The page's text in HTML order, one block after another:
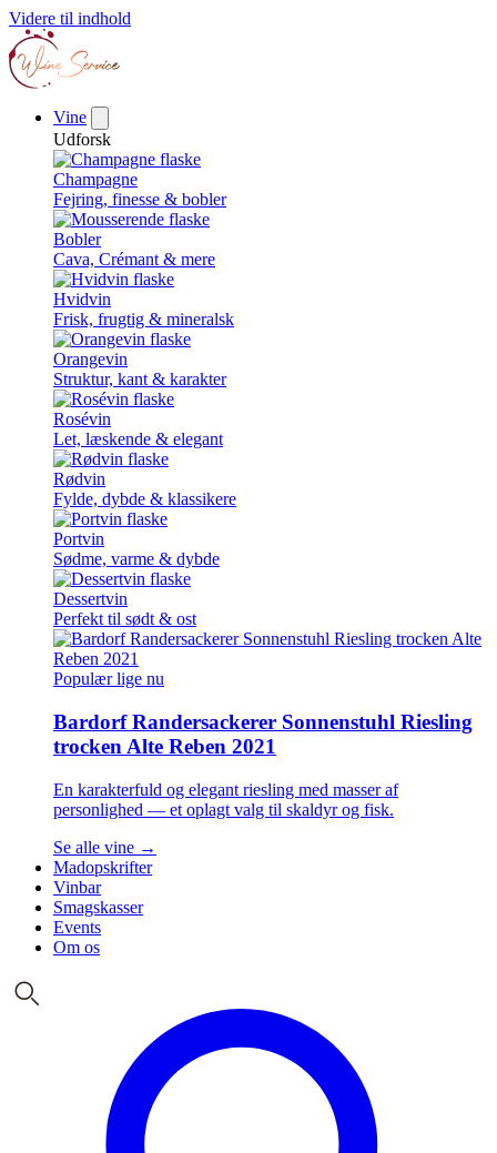
Videre til indhold
Vine
Udforsk
Champagne
Fejring, finesse & bobler
Bobler
Cava, Crémant & mere
Hvidvin
Frisk, frugtig & mineralsk
Orangevin
Struktur, kant & karakter
Rosévin
Let, læskende & elegant
Rødvin
Fylde, dybde & klassikere
Portvin
Sødme, varme & dybde
Dessertvin
Perfekt til sødt & ost
Populær lige nu
Bardorf Randersackerer Sonnenstuhl Riesling
trocken Alte Reben 2021
En karakterfuld og elegant riesling med masser af
personlighed — et oplagt valg til skaldyr og fisk.
Se alle vine →
Madopskrifter
Vinbar
Smagskasser
Events
Om os
Søg